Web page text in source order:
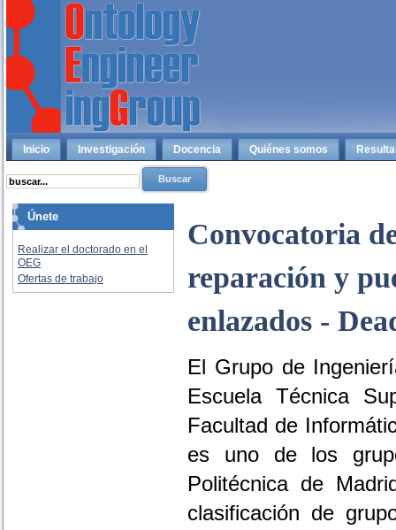
Inicio Investigación Docencia Quiénes somos
Únete
Realizar el doctorado en el
OEG
Ofertas de trabajo
Convocatoria
reparación y
enlazados -
El Grupo de
Escuela Técnica
Facultad de
es uno de los
Politécnica de
clasificación de